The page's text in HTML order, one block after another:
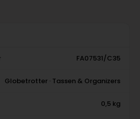
FA07531/C35
Globetrotter · Tassen & Organizers
0,5 kg